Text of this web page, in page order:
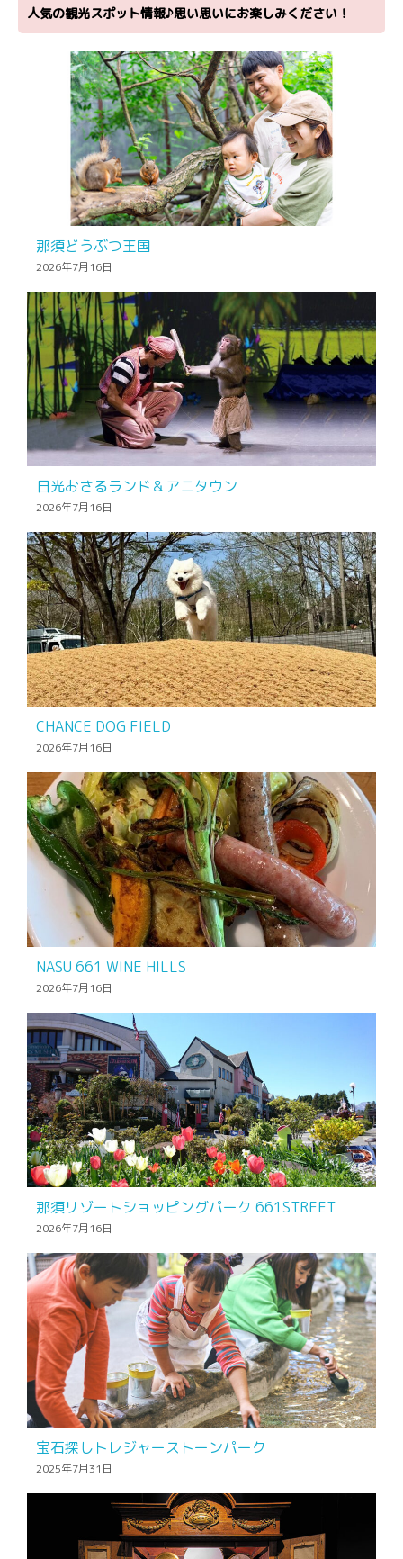
人気の観光スポット情報♪思い思いにお楽しみください！
那須どうぶつ王国
2026年7月16日
日光おさるランド＆アニタウン
2026年7月16日
CHANCE DOG FIELD
2026年7月16日
NASU 661 WINE HILLS
2026年7月16日
那須リゾートショッピングパーク 661STREET
2026年7月16日
宝石探しトレジャーストーンパーク
2025年7月31日